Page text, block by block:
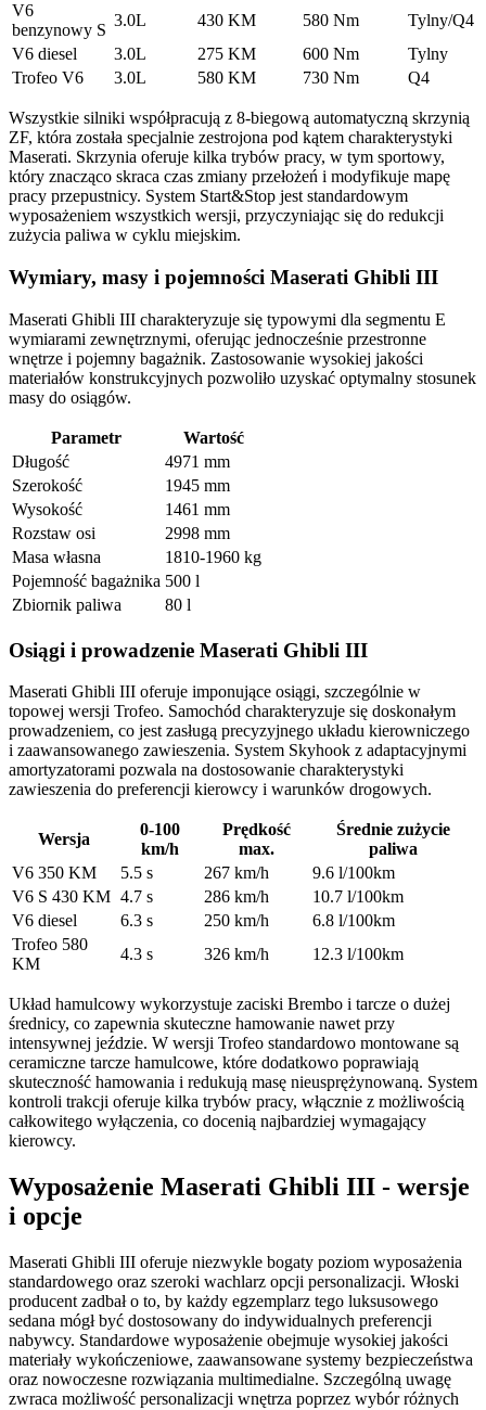
V6
benzynowy S
3.0L 430 KM 580 Nm
Tylny/Q4
V6 diesel
3.0L 275 KM 600 Nm
Tylny
Trofeo V6
3.0L 580 KM 730 Nm Q4
Wszystkie silniki współpracują z 8-biegową automatyczną skrzynią
ZF, która została specjalnie zestrojona pod kątem charakterystyki
Maserati. Skrzynia oferuje kilka trybów pracy, w tym sportowy,
który znacząco skraca czas zmiany przełożeń i modyfikuje mapę
pracy przepustnicy. System Start&Stop jest standardowym
wyposażeniem wszystkich wersji, przyczyniając się do redukcji
zużycia paliwa w cyklu miejskim.
Wymiary, masy i pojemności Maserati Ghibli III
Maserati Ghibli III charakteryzuje się typowymi dla segmentu E
wymiarami zewnętrznymi, oferując jednocześnie przestronne
wnętrze i pojemny bagażnik. Zastosowanie wysokiej jakości
materiałów konstrukcyjnych pozwoliło uzyskać optymalny stosunek
masy do osiągów.
Parametr
Wartość
Długość
4971 mm
Szerokość
1945 mm
Wysokość
1461 mm
Rozstaw osi
2998 mm
Masa własna
1810-1960 kg
Pojemność bagażnika 500 l
Zbiornik paliwa
80 l
Osiągi i prowadzenie Maserati Ghibli III
Maserati Ghibli III oferuje imponujące osiągi, szczególnie w
topowej wersji Trofeo. Samochód charakteryzuje się doskonałym
prowadzeniem, co jest zasługą precyzyjnego układu kierowniczego
i zaawansowanego zawieszenia. System Skyhook z adaptacyjnymi
amortyzatorami pozwala na dostosowanie charakterystyki
zawieszenia do preferencji kierowcy i warunków drogowych.
Wersja
0-100
km/h
Prędkość
max.
Średnie zużycie
paliwa
V6 350 KM
5.5 s 267 km/h
9.6 l/100km
V6 S 430 KM 4.7 s 286 km/h
10.7 l/100km
V6 diesel
6.3 s 250 km/h
6.8 l/100km
Trofeo 580
KM
4.3 s 326 km/h 12.3 l/100km
Układ hamulcowy wykorzystuje zaciski Brembo i tarcze o dużej
średnicy, co zapewnia skuteczne hamowanie nawet przy
intensywnej jeździe. W wersji Trofeo standardowo montowane są
ceramiczne tarcze hamulcowe, które dodatkowo poprawiają
skuteczność hamowania i redukują masę nieusprężynowaną. System
kontroli trakcji oferuje kilka trybów pracy, włącznie z możliwością
całkowitego wyłączenia, co docenią najbardziej wymagający
kierowcy.
Wyposażenie Maserati Ghibli III - wersje
i opcje
Maserati Ghibli III oferuje niezwykle bogaty poziom wyposażenia
standardowego oraz szeroki wachlarz opcji personalizacji. Włoski
producent zadbał o to, by każdy egzemplarz tego luksusowego
sedana mógł być dostosowany do indywidualnych preferencji
nabywcy. Standardowe wyposażenie obejmuje wysokiej jakości
materiały wykończeniowe, zaawansowane systemy bezpieczeństwa
oraz nowoczesne rozwiązania multimedialne. Szczególną uwagę
zwraca możliwość personalizacji wnętrza poprzez wybór różnych